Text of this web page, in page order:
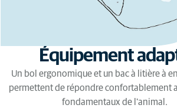
Équipement
Un bol ergonomique et un bac à litière à
permettent de répondre confortablement
fondamentaux de l'animal.